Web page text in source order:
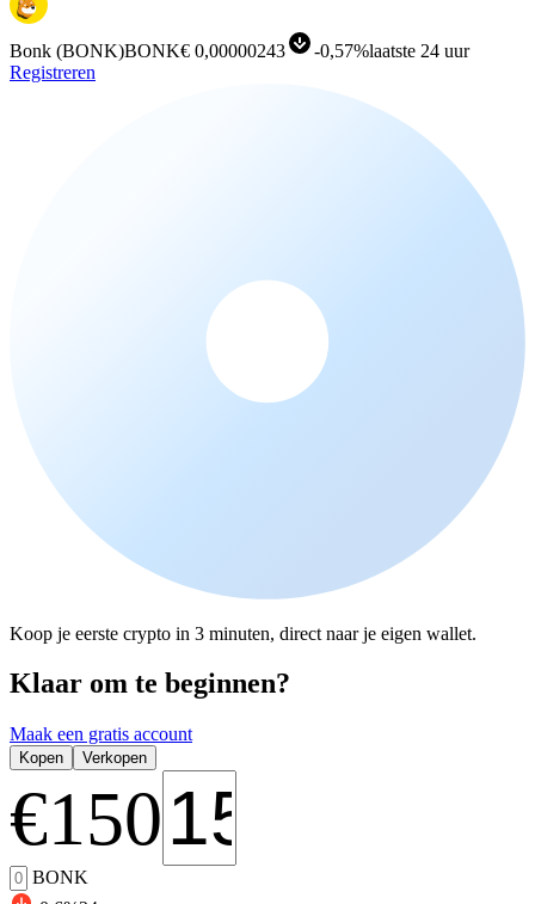
Bonk (BONK)BONK€ 0,00000243 -0,57%laatste 24 uur
Registreren
Koop je eerste crypto in 3 minuten, direct naar je eigen wallet.
Klaar om te beginnen?
Maak een gratis account
Kopen Verkopen
€150
BONK